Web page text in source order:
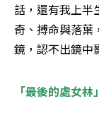
話，還有我上半
奇、搏命與落葉
鏡，認不出鏡中
「最後的處女林」